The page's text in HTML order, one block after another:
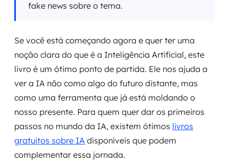
fake news sobre o tema.
Se você está começando agora e quer ter uma
noção clara do que é a Inteligência Artificial, este
livro é um ótimo ponto de partida. Ele nos ajuda a
ver a IA não como algo do futuro distante, mas
como uma ferramenta que já está moldando o
nosso presente. Para quem quer dar os primeiros
passos no mundo da IA, existem ótimos livros
gratuitos sobre IA disponíveis que podem
complementar essa jornada.